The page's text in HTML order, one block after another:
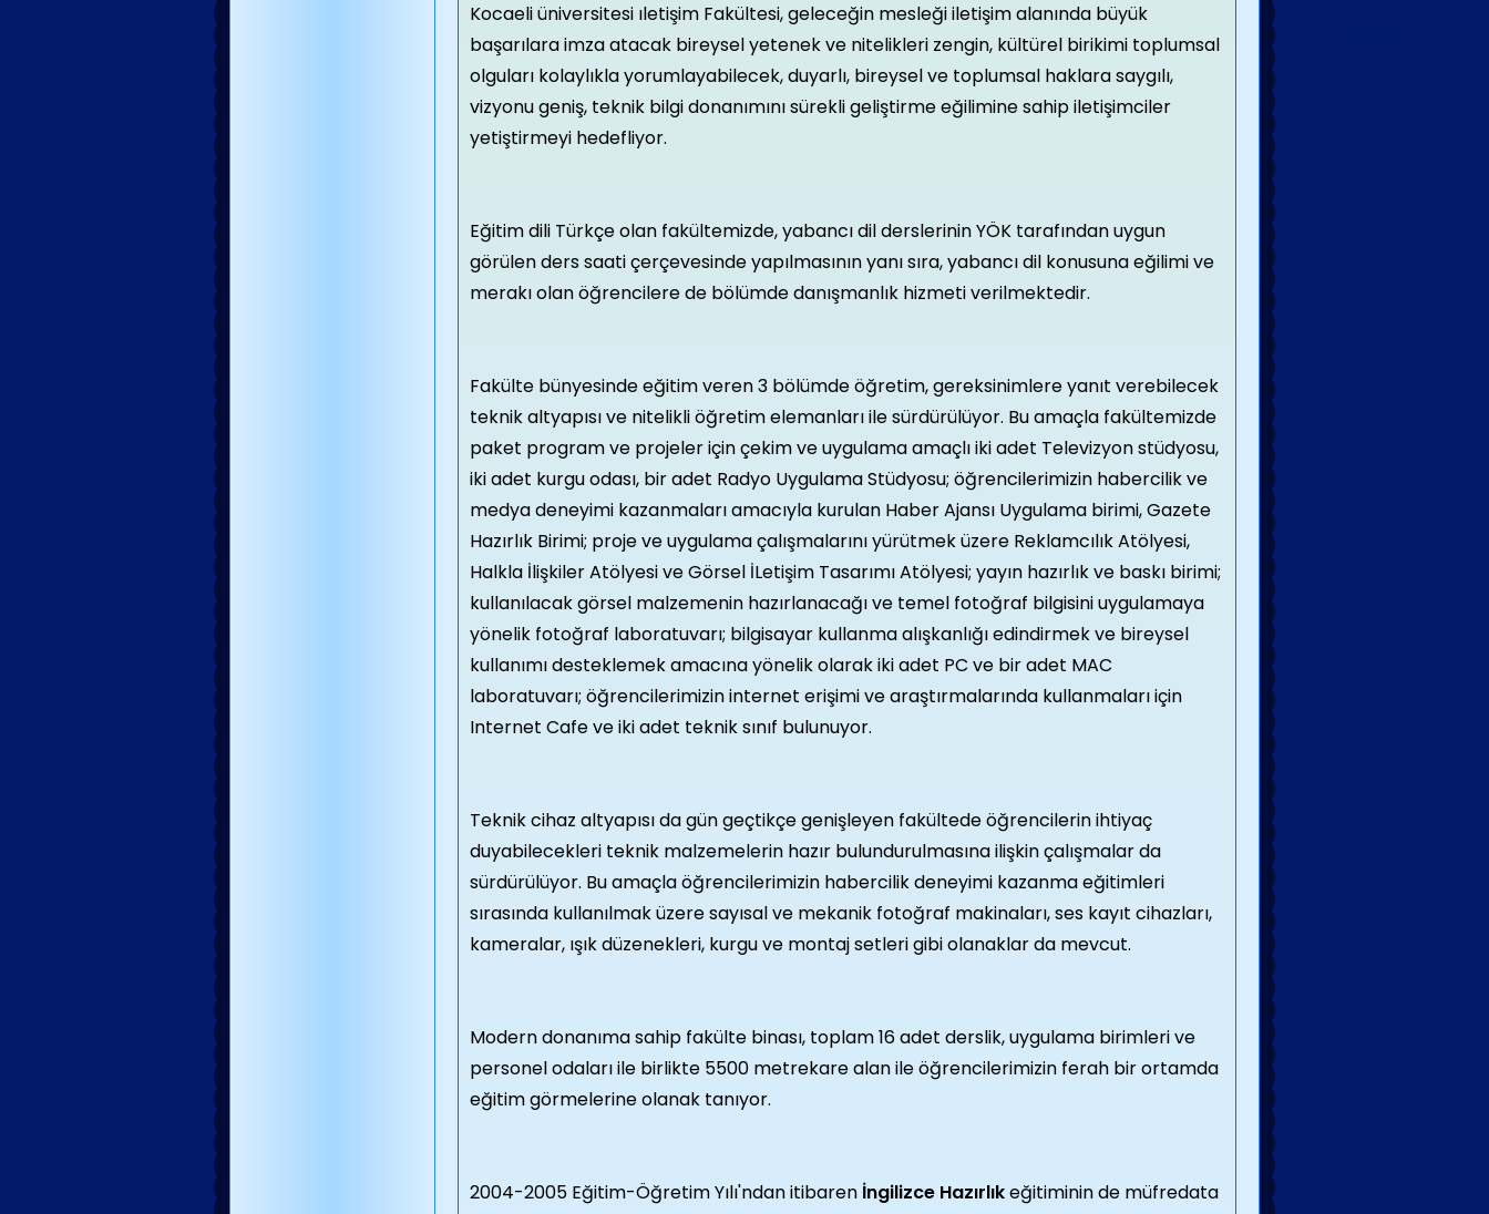
Kocaeli üniversitesi ıletişim Fakültesi, geleceğin mesleği iletişim alanında büyük
başarılara imza atacak bireysel yetenek ve nitelikleri zengin, kültürel birikimi toplumsal
olguları kolaylıkla yorumlayabilecek, duyarlı, bireysel ve toplumsal haklara saygılı,
vizyonu geniş, teknik bilgi donanımını sürekli geliştirme eğilimine sahip iletişimciler
yetiştirmeyi hedefliyor.
Eğitim dili Türkçe olan fakültemizde, yabancı dil derslerinin YÖK tarafından uygun
görülen ders saati çerçevesinde yapılmasının yanı sıra, yabancı dil konusuna eğilimi ve
merakı olan öğrencilere de bölümde danışmanlık hizmeti verilmektedir.
Fakülte bünyesinde eğitim veren 3 bölümde öğretim, gereksinimlere yanıt verebilecek
teknik altyapısı ve nitelikli öğretim elemanları ile sürdürülüyor. Bu amaçla fakültemizde
paket program ve projeler için çekim ve uygulama amaçlı iki adet Televizyon stüdyosu,
iki adet kurgu odası, bir adet Radyo Uygulama Stüdyosu; öğrencilerimizin habercilik ve
medya deneyimi kazanmaları amacıyla kurulan Haber Ajansı Uygulama birimi, Gazete
Hazırlık Birimi; proje ve uygulama çalışmalarını yürütmek üzere Reklamcılık Atölyesi,
Halkla İlişkiler Atölyesi ve Görsel İLetişim Tasarımı Atölyesi; yayın hazırlık ve baskı birimi;
kullanılacak görsel malzemenin hazırlanacağı ve temel fotoğraf bilgisini uygulamaya
yönelik fotoğraf laboratuvarı; bilgisayar kullanma alışkanlığı edindirmek ve bireysel
kullanımı desteklemek amacına yönelik olarak iki adet PC ve bir adet MAC
laboratuvarı; öğrencilerimizin internet erişimi ve araştırmalarında kullanmaları için
Internet Cafe ve iki adet teknik sınıf bulunuyor.
Teknik cihaz altyapısı da gün geçtikçe genişleyen fakültede öğrencilerin ihtiyaç
duyabilecekleri teknik malzemelerin hazır bulundurulmasına ilişkin çalışmalar da
sürdürülüyor. Bu amaçla öğrencilerimizin habercilik deneyimi kazanma eğitimleri
sırasında kullanılmak üzere sayısal ve mekanik fotoğraf makinaları, ses kayıt cihazları,
kameralar, ışık düzenekleri, kurgu ve montaj setleri gibi olanaklar da mevcut.
Modern donanıma sahip fakülte binası, toplam 16 adet derslik, uygulama birimleri ve
personel odaları ile birlikte 5500 metrekare alan ile öğrencilerimizin ferah bir ortamda
eğitim görmelerine olanak tanıyor.
2004-2005 Eğitim-Öğretim Yılı'ndan itibaren İngilizce Hazırlıkeğitiminin de müfredata